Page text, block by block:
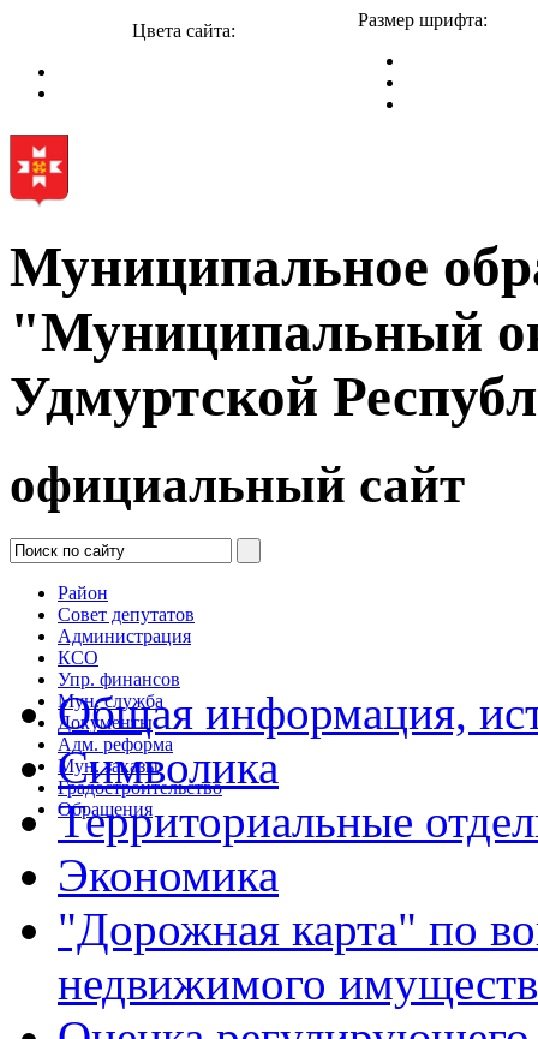
Цвета сайта:
Размер шрифта:
Муниципальное
"Муниципальный
Удмуртской
официальный сайт
Район
Совет депутатов
Администрация
КСО
Упр. финансов
Мун. служба
Документы
Адм. реформа
Мун. заказы
Градостроительство
Обращения
Общая информация,
Символика
Территориальные
Экономика
"Дорожная карта" по
недвижимого